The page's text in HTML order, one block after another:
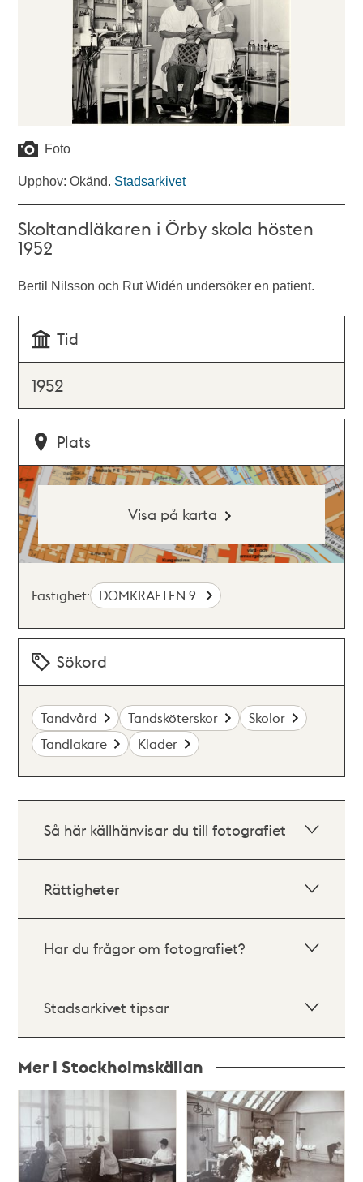
Foto
Upphov: Okänd. Stadsarkivet
Skoltandläkaren i Örby skola hösten
1952
Bertil Nilsson och Rut Widén undersöker en patient.
Tid
1952
Plats
Visa på karta
Fastighet: DOMKRAFTEN 9
Sökord
Tandvård Tandsköterskor
Skolor
Tandläkare
Kläder
Så här källhänvisar du till fotografiet
Rättigheter
Har du frågor om fotografiet?
Stadsarkivet tipsar
Mer i Stockholmskällan
poster
teman